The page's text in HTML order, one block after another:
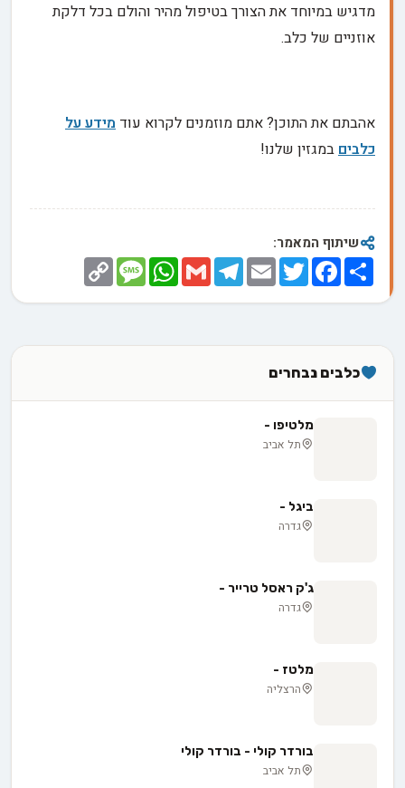
מדגיש במיוחד את הצורך בטיפול מהיר והולם בכל דלקת
אוזניים של כלב.
אהבתם את התוכן? אתם מוזמנים לקרוא עוד מידע על
כלביםבמגזין שלנו!
שיתוף המאמר:
Share
Facebook
Twitter
Email
Telegram
Gmail
WhatsApp
Message
Copy
Link
כלבים נבחרים
מלטיפו -
תל אביב
ביגל -
גדרה
ג'ק ראסל טרייר -
גדרה
מלטז -
הרצליה
בורדר קולי - בורדר קולי
תל אביב